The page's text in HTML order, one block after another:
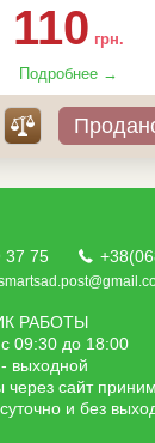
110 грн.
Подробнее →
37 75
РАБОТЫ
09:30 до 18:00
выходной
через сайт
и без